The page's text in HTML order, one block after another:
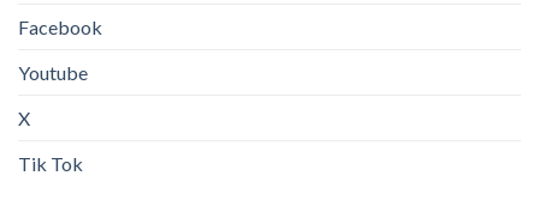
Facebook
Youtube
X
Tik Tok